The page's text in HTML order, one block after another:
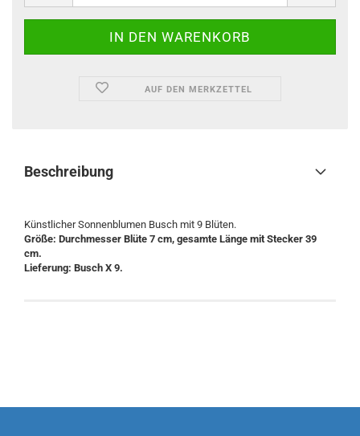
AUF DEN MERKZETTEL
Beschreibung
Künstlicher Sonnenblumen Busch mit 9 Blüten.
Größe: Durchmesser Blüte 7 cm, gesamte Länge mit Stecker 39
cm.
Lieferung: Busch X 9.